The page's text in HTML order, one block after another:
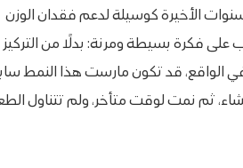
الأخيرة كوسيلة لدعم فقدان الوزن
فكرة بسيطة ومرنة: بدلًا من
في الواقع، قد تكون مارست هذا النمط
ثم نمت لوقت متأخر، ولم تتناول